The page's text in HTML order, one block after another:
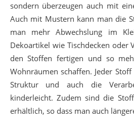
sondern überzeugen auch mit
Auch mit Mustern kann man die
man mehr Abwechslung im
Dekoartikel wie Tischdecken oder
den Stoffen fertigen und so
Wohnräumen schaffen. Jeder
Struktur und auch die
kinderleicht. Zudem sind die
erhältlich, so dass man auch